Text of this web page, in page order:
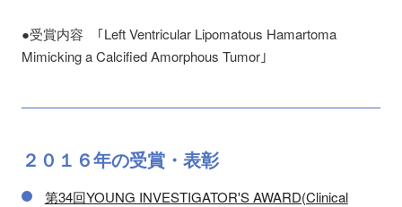
●受賞内容 ｢Left Ventricular Lipomatous Hamartoma
Mimicking a Calcified Amorphous Tumor｣
２０１６年の受賞・表彰
第34回YOUNG INVESTIGATOR'S AWARD(Clinical